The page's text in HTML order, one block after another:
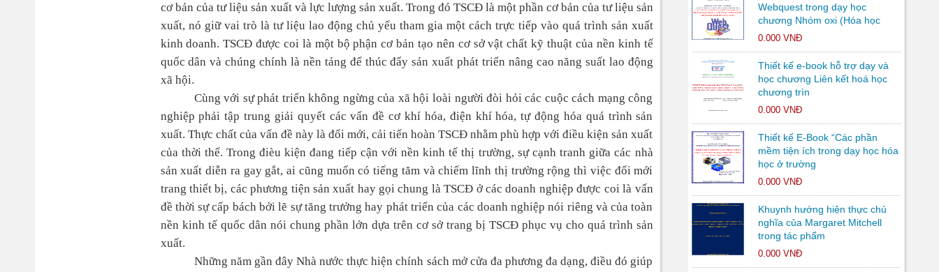
cơ bản của tư liệu sản xuất và lực lượng sản xuất. Trong đó TSCĐ là một phần cơ bản của tư liệu sản
xuất, nó giữ vai trò là tư liệu lao động chủ yếu tham gia một cách trực tiếp vào quá trình sản xuất
kinh doanh. TSCĐ được coi là một bộ phận cơ bản tạo nên cơ sở vật chất kỹ thuật của nền kinh tế
quốc dân và chúng chính là nền tảng để thúc đẩy sản xuất phát triển nâng cao năng suất lao động
xã hội.
Cùng với sự phát triển không ngừng của xã hội loài người đòi hỏi các cuộc cách mạng công
nghiệp phải tập trung giải quyết các vấn đề cơ khí hóa, điện khí hóa, tự động hóa quá trình sản
xuất. Thực chất của vấn đề này là đổi mới, cải tiến hoàn TSCĐ nhằm phù hợp với điều kiện sản xuất
của thời thế. Trong đièu kiện đang tiếp cận với nền kinh tế thị trường, sự cạnh tranh giữa các nhà
sản xuất diễn ra gay gắt, ai cũng muốn có tiếng tăm và chiếm lĩnh thị trường rộng thì việc đổi mới
trang thiết bị, các phương tiện sản xuất hay gọi chung là TSCĐ ở các doanh nghiệp được coi là vấn
đề thời sự cấp bách bởi lẽ sự tăng trưởng hay phát triển của các doanh nghiệp nói riêng và của toàn
nền kinh tế quốc dân nói chung phần lớn dựa trên cơ sở trang bị TSCĐ phục vụ cho quá trình sản
xuất.
Những năm gần đây Nhà nước thực hiện chính sách mở cửa đa phương đa dạng, điều đó giúp
Webquest trong dạy học
chương Nhóm oxi (Hóa học
0.000 VNĐ
Thiết kế e-book hỗ trợ dạy và
học chương Liên kết hoá học
chương trìn
0.000 VNĐ
Thiết kế E-Book “Các phần
mềm tiện ích trong dạy học hóa
học ở trường
0.000 VNĐ
Khuynh hướng hiện thực chủ
nghĩa của Margaret Mitchell
trong tác phẩm
0.000 VNĐ